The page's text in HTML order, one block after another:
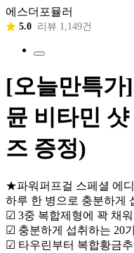
에스더포뮬러
5.0 리뷰 1,149건
[오늘만특가
뮨 비타민
즈 증정)
★파워퍼프걸 스페셜 에
하루 한 병으로 충분하게
☑ 3중 복합제형에 꽉 채
☑ 충분하게 섭취하는 20
☑ 타우린부터 복합황금추